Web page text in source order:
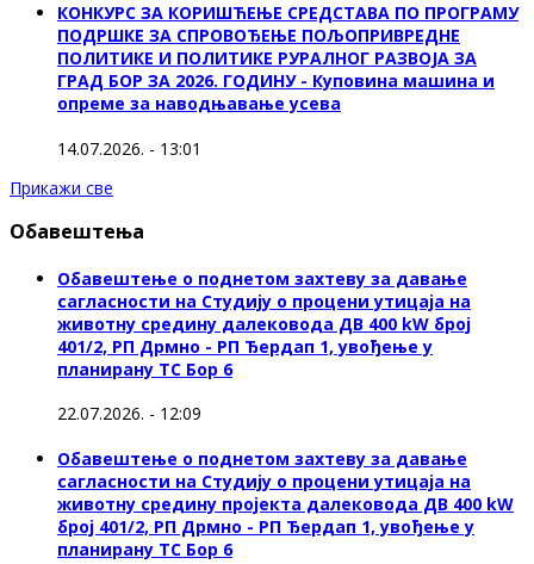
КОНКУРС ЗА КОРИШЋЕЊЕ СРЕДСТАВА ПО ПРОГРАМУ
ПОДРШКЕ ЗА СПРОВОЂЕЊЕ ПОЉОПРИВРЕДНЕ
ПОЛИТИКЕ И ПОЛИТИКЕ РУРАЛНОГ РАЗВОЈА ЗА
ГРАД БОР ЗА 2026. ГОДИНУ - Куповина машина и
опреме за наводњавање усева
14.07.2026. - 13:01
Прикажи све
Обавештења
Обавештење о поднетом захтеву за давање
сагласности на Студију о процени утицаја на
животну средину далековода ДВ 400 kW број
401/2, РП Дрмно - РП Ђердап 1, увођење у
планирану ТС Бор 6
22.07.2026. - 12:09
Обавештење о поднетом захтеву за давање
сагласности на Студију о процени утицаја на
животну средину пројекта далековода ДВ 400 kW
број 401/2, РП Дрмно - РП Ђердап 1, увођење у
планирану ТС Бор 6